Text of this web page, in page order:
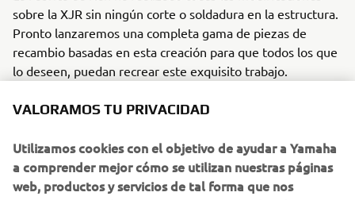
sobre la XJR sin ningún corte o soldadura en la estructura.
Pronto lanzaremos una completa gama de piezas de
recambio basadas en esta creación para que todos los que
lo deseen, puedan recrear este exquisito trabajo.
Para entrar en el mundo del tejido vaquero cosido a mano
Partes de la creación de la fábrica de ken estarán
próximamente disponibles haga clic
aquí: www.kensfactoryusa.com
VALORAMOS TU PRIVACIDAD
Utilizamos cookies con el objetivo de ayudar a Yamaha
a comprender mejor cómo se utilizan nuestras páginas
web, productos y servicios de tal forma que nos